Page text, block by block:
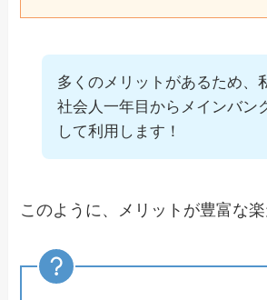
多くのメリットがあるため、
社会人一年目からメインバン
して利用します！
このように、メリットが豊富な楽